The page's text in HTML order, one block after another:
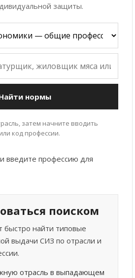
защиты.
нормы
затем начните вводить
код профессии.
введите профессию для
поиском
быстро найти типовые
выдачи СИЗ по отрасли и
отрасль в выпадающем